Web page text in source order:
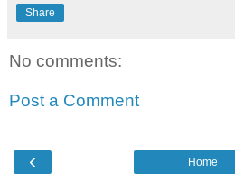
Share
No comments:
Post a Comment
‹ Home